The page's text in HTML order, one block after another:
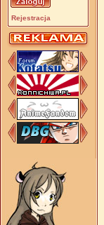
Rejestracja